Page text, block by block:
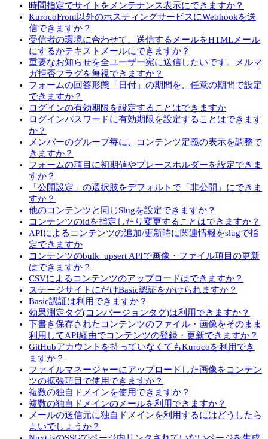
時間指定でサイトをメンテナンス表示にできますか？
KurocoFront以外のホスティングサービスにWebhookを送
信できますか？
受信者の環境に合わせて、送信するメールをHTMLメール
にするかテキストメールにできますか？
重要なお知らせを全ユーザー宛に送信したいです。メルマ
ガ拒否フラグを無視できますか？
フォームの回答形態「日付」の期間を、任意の期間で設定
できますか？
ログインの有効期限を設定することはできますか
ログインパスワードに有効期限を設定することはできます
か？
メンバーのグループ毎に、コンテンツ定義の表示を調整で
きますか？
フォームの項目に初期値やプレースホルダーを設定できま
すか？
「公開設定」の選択肢をデフォルトで「非公開」にできま
すか？
他のコンテンツと同じSlugを設定できますか？
コンテンツのidを指定したり変更することはできますか？
APIによるコンテンツの追加/更新時に関連情報をslugで指
定できますか
コンテンツのbulk_upsert APIで画像・ファイル項目の更新
はできますか？
CSVによるコンテンツのアップロードはできますか？
ステージサイトにだけBasic認証をかけられますか？
Basic認証は利用できますか？
効果測定タグ(コンバージョンタグ)は利用できますか？
下書き保存されたコンテンツのファイル・画像をそのまま
利用してAPI経由でコンテンツの登録・更新できますか？
GitHubアカウントを持っていなくてもKurocoを利用でき
ますか？
ファイルマネージャーにアップロードした画像をコンテン
ツの拡張項目で使用できますか？
複数の独自ドメインを使用できますか？
複数の独自ドメインのメールを利用できますか？
メールの送信元に独自ドメインを利用するにはどうしたら
よいでしょうか？